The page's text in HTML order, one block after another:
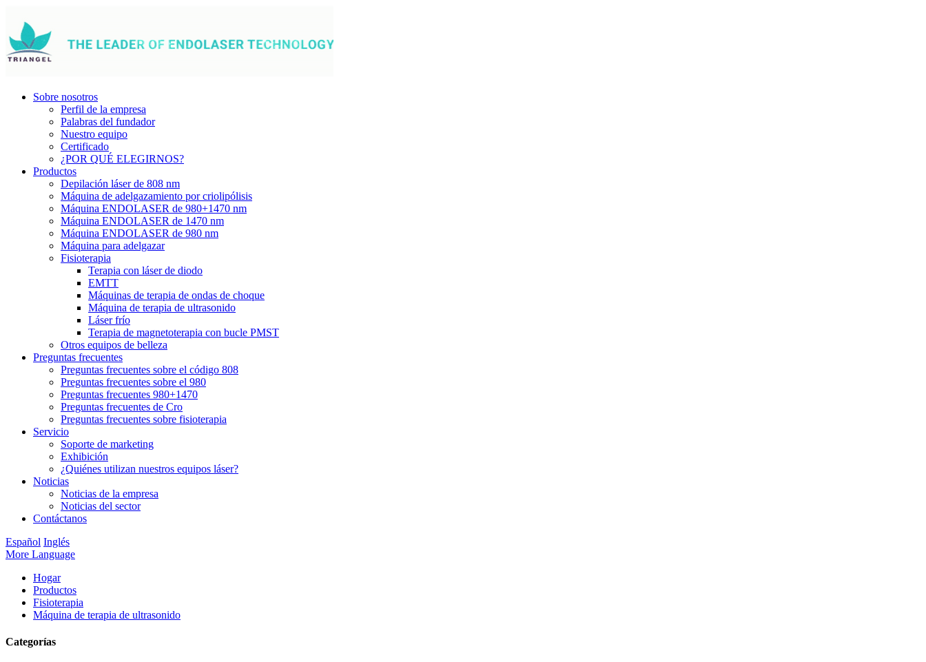
Sobre nosotros
Perfil de la empresa
Palabras del fundador
Nuestro equipo
Certificado
¿POR QUÉ ELEGIRNOS?
Productos
Depilación láser de 808 nm
Máquina de adelgazamiento por criolipólisis
Máquina ENDOLASER de 980+1470 nm
Máquina ENDOLASER de 1470 nm
Máquina ENDOLASER de 980 nm
Máquina para adelgazar
Fisioterapia
Terapia con láser de diodo
EMTT
Máquinas de terapia de ondas de choque
Máquina de terapia de ultrasonido
Láser frío
Terapia de magnetoterapia con bucle PMST
Otros equipos de belleza
Preguntas frecuentes
Preguntas frecuentes sobre el código 808
Preguntas frecuentes sobre el 980
Preguntas frecuentes 980+1470
Preguntas frecuentes de Cro
Preguntas frecuentes sobre fisioterapia
Servicio
Soporte de marketing
Exhibición
¿Quiénes utilizan nuestros equipos láser?
Noticias
Noticias de la empresa
Noticias del sector
Contáctanos
Español Inglés
More Language
Hogar
Productos
Fisioterapia
Máquina de terapia de ultrasonido
Categorías